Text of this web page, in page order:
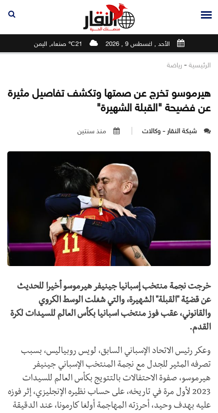
الأحد , اغسطس 9 , 2026 21℃ صنعاء, اليمن
الرئيسية - رياضة
هيرموسو تخرج عن صمتها وتكشف تفاصيل مثيرة
عن فضيحة "القبلة الشهيرة"
شبكة النقار - وكالات منذ سنتين
خرجت نجمة منتخب ​إسبانيا​ جينيفر ​هيرموسو​ أخيرا للحديث
عن قضيّة "القبلة" الشهيرة، والتي شغلت الوسط الكروي
والقانوني، عقب فوز منتخب اسبانيا بكأس العالم للسيدات لكرة
القدم.
وعكر رئيس الاتحاد الإسباني السابق، لويس روبياليس، بسبب
تصرفه المثير للجدل مع نجمة المنتخب الإسباني جينيفر
هيرموسو، صفوة الاحتفالات بالتتويج بكأس العالم للسيدات
2023 لأول مرة في تاريخه، على حساب نظيره الإنجليزي، إثر فوزه
عليه بهدف وحيد، أحرزته المهاجمة أولغا كارمونا، عند الدقيقة